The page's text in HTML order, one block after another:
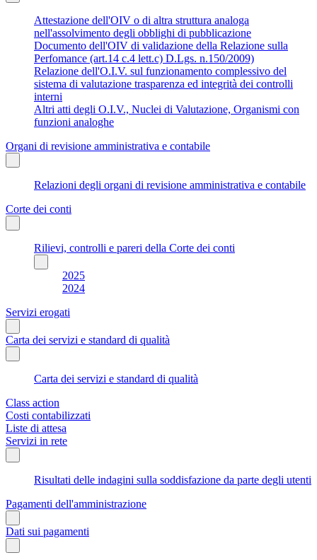
Attestazione dell'OIV o di altra struttura analoga
nell'assolvimento degli obblighi di pubblicazione
Documento dell'OIV di validazione della Relazione sulla
Perfomance (art.14 c.4 lett.c) D.Lgs. n.150/2009)
Relazione dell'O.I.V. sul funzionamento complessivo del
sistema di valutazione trasparenza ed integrità dei controlli
interni
Altri atti degli O.I.V., Nuclei di Valutazione, Organismi con
funzioni analoghe
Organi di revisione amministrativa e contabile
Relazioni degli organi di revisione amministrativa e contabile
Corte dei conti
Rilievi, controlli e pareri della Corte dei conti
2025
2024
Servizi erogati
Carta dei servizi e standard di qualità
Carta dei servizi e standard di qualità
Class action
Costi contabilizzati
Liste di attesa
Servizi in rete
Risultati delle indagini sulla soddisfazione da parte degli utenti
Pagamenti dell'amministrazione
Dati sui pagamenti